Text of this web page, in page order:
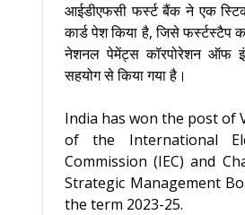
आईडीएफसी फर्स्ट बैंक ने एक
कार्ड पेश किया है, जिसे फर्स्टस्टैप
नेशनल पेमेंट्स कॉरपोरेशन ऑफ
सहयोग से किया गया है।
India has won the post of
of the International
Commission (IEC) and
Strategic Management
the term 2023-25.